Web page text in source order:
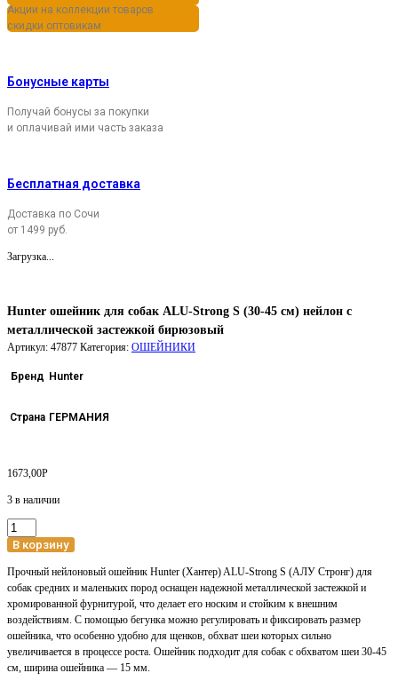
Акции на коллекции товаров
скидки оптовикам
Бонусные карты
Получай бонусы за покупки
и оплачивай ими часть заказа
Бесплатная доставка
Доставка по Сочи
от 1499 руб.
Загрузка...
Hunter ошейник для собак ALU-Strong S (30-45 см) нейлон с
металлической застежкой бирюзовый
Артикул: 47877 Категория: ОШЕЙНИКИ
Бренд Hunter
Страна ГЕРМАНИЯ
1673,00Р
3 в наличии
Количество
товара
ошейник
для
собак
ALU-
Strong
S
(30-
В корзину
Прочный нейлоновый ошейник Hunter (Хантер) ALU-Strong S (АЛУ Стронг) для
собак средних и маленьких пород оснащен надежной металлической застежкой и
хромированной фурнитурой, что делает его носким и стойким к внешним
воздействиям. С помощью бегунка можно регулировать и фиксировать размер
ошейника, что особенно удобно для щенков, обхват шеи которых сильно
увеличивается в процессе роста. Ошейник подходит для собак с обхватом шеи 30-45
см, ширина ошейника — 15 мм.